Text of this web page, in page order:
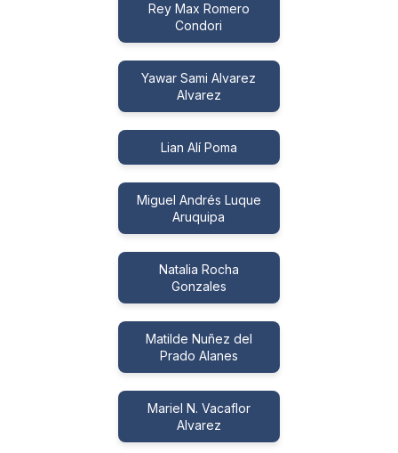
Rey Max Romero
Condori
Yawar Sami Alvarez
Alvarez
Lian Alí Poma
Miguel Andrés Luque
Aruquipa
Natalia Rocha
Gonzales
Matilde Nuñez del
Prado Alanes
Mariel N. Vacaflor
Alvarez